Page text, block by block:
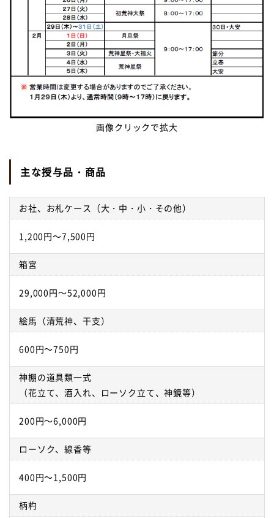
画像クリックで拡大
主な授与品・商品
お社、お札ケース（大・中・小・その他）
1,200円～7,500円
箱宮
29,000円～52,000円
絵馬（清荒神、干支）
600円～750円
神棚の道具類一式
（花立て、酒入れ、ローソク立て、神鏡等）
200円～6,000円
ローソク、線香等
400円～1,500円
柄杓